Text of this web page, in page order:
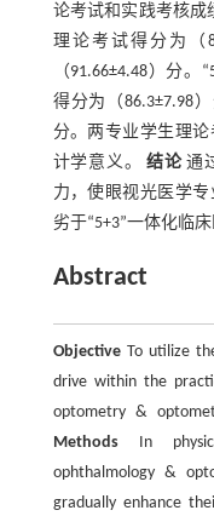
论考试和实践考核成
理论考试得分为（
（91.66±4.48）分
得分为（86.3±7.98
分。两专业学生理
计学意义。结论通
力，使眼视光医学
劣于“5+3”一体化临床
Abstract
ObjectiveTo utilize
drive within the
optometry &
MethodsIn
ophthalmology &
gradually enhance